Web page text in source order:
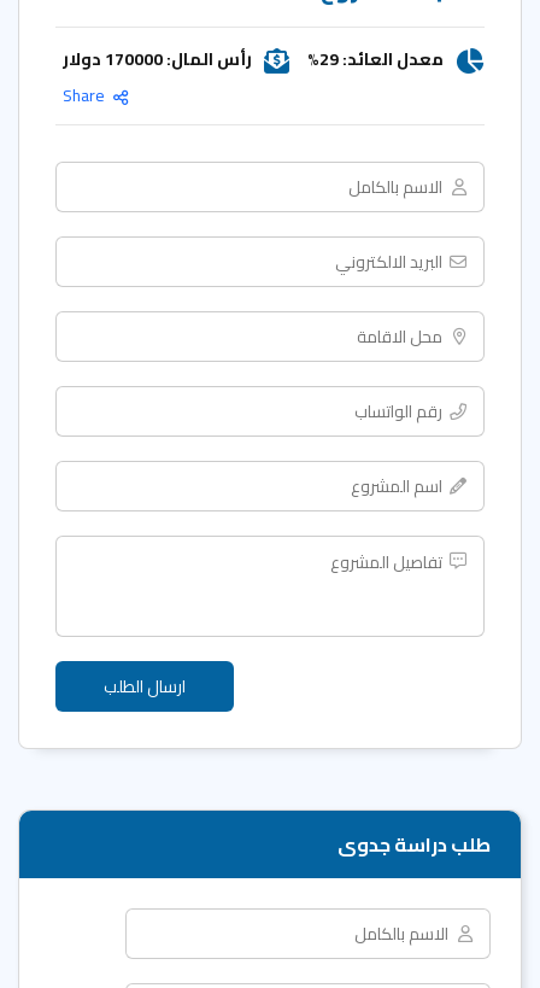
معدل العائد: 29%
رأس المال: 170000 دولار
Share
طلب دراسة جدوى